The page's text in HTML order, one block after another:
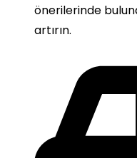
önerilerinde
artırın.